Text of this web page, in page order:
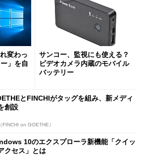
変わっ
」を自
サンコー、監視にも使える？
ビデオカメラ内蔵のモバイル
バッテリー
とFINCHIがタッグを組み、新メディ
創設
FINCHI on GOETHE）
10のエクスプローラ新機能「クイッ
クセス」とは